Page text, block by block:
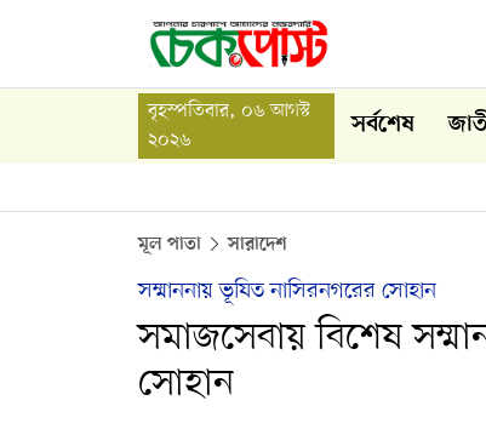
বৃহস্পতিবার, ০৬ আগস্ট
২০২৬
সর্বশেষ
মূল পাতা সারাদেশ
সম্মাননায় ভূষিত নাসিরনগরের সোহান
সমাজসেবায় বিশেষ
সোহান